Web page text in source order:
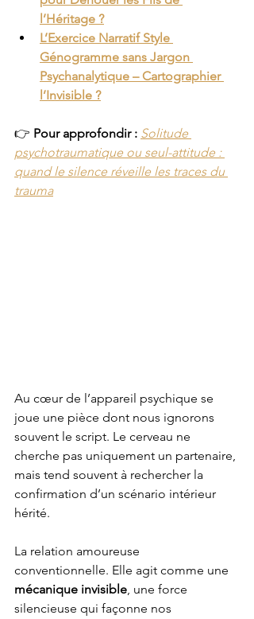
l’Héritage ?
L’Exercice Narratif Style
Génogramme sans Jargon
Psychanalytique – Cartographier
l’Invisible ?
👉 Pour approfondir : Solitude
psychotraumatique ou seul-attitude :
quand le silence réveille les traces du
trauma
Au cœur de l’appareil psychique se
joue une pièce dont nous ignorons
souvent le script. Le cerveau ne
cherche pas uniquement un partenaire,
mais tend souvent à rechercher la
confirmation d’un scénario intérieur
hérité.
La relation amoureuse
conventionnelle. Elle agit comme une
mécanique invisible, une force
silencieuse qui façonne nos